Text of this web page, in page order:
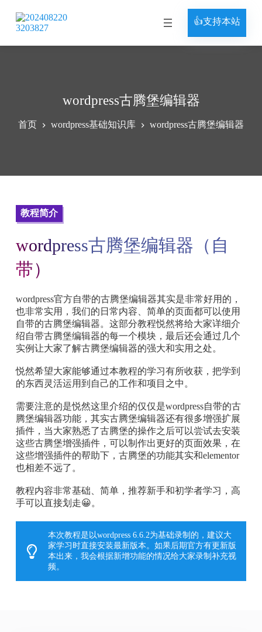
👍支持本站
wordpress古腾堡编辑器
首页 wordpress基础知识库 wordpress古腾堡编辑器
教程简介
wordpress古腾堡编辑器（自
带）
wordpress官方自带的古腾堡编辑器其实是非常好用的，
也非常实用，我们的日常内容、简单的页面都可以使用
自带的古腾堡编辑器。这部分教程悦然将给大家详细介
绍自带古腾堡编辑器的每一个模块，最后还会通过几个
实例让大家了解古腾堡编辑器的强大和实用之处。
悦然希望大家能够通过本教程的学习有所收获，把学到
的东西灵活运用到自己的工作和项目之中。
需要注意的是悦然这里介绍的仅仅是wordpress自带的古
腾堡编辑器功能，其实古腾堡编辑器还有很多增强扩展
插件，当大家熟悉了古腾堡的操作之后可以尝试去安装
这些古腾堡增强插件，可以制作出更好的页面效果，在
这些增强插件的帮助下，古腾堡的功能其实和elementor
也相差不远了。
教程内容非常基础、简单，推荐新手和初学者学习，高
手可以直接划走😀。
本次教程是以wordpress 6.6.2为基础录制的，建议大
家学习时直接安装最新版本。如果后期官方有更新版
本出来，我会根据新增功能的情况给大家录制补充视
频。